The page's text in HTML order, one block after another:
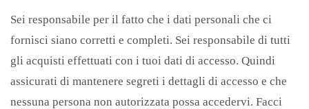
Sei responsabile per il fatto che i dati personali che ci
fornisci siano corretti e completi. Sei responsabile di tutti
gli acquisti effettuati con i tuoi dati di accesso. Quindi
assicurati di mantenere segreti i dettagli di accesso e che
nessuna persona non autorizzata possa accedervi. Facci